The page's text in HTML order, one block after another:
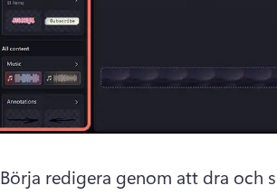
Börja redigera genom att dra och